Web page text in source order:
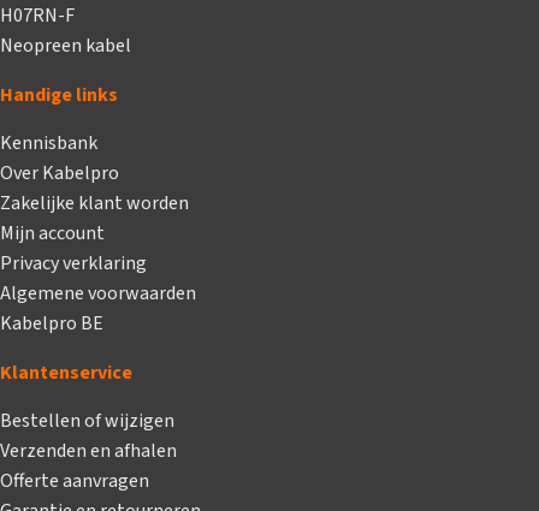
H07RN-F
Neopreen kabel
Handige links
Kennisbank
Over Kabelpro
Zakelijke klant worden
Mijn account
Privacy verklaring
Algemene voorwaarden
Kabelpro BE
Klantenservice
Bestellen of wijzigen
Verzenden en afhalen
Offerte aanvragen